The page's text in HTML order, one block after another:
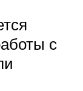
с